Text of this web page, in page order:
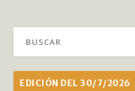
EDICIÓN DEL 30/7/2026